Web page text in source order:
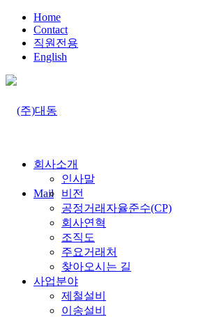
Home
Contact
직원전용
English
Mail
회사소개
인사말
비전
공정거래자율준수(CP)
회사연혁
조직도
주요거래처
찾아오시는 길
사업분야
제철설비
이송설비